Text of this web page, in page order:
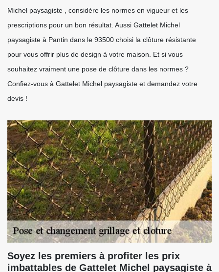
Michel paysagiste , considère les normes en vigueur et les
prescriptions pour un bon résultat. Aussi Gattelet Michel
paysagiste à Pantin dans le 93500 choisi la clôture résistante
pour vous offrir plus de design à votre maison. Et si vous
souhaitez vraiment une pose de clôture dans les normes ?
Confiez-vous à Gattelet Michel paysagiste et demandez votre
devis !
Soyez les premiers à profiter les prix
imbattables de Gattelet Michel paysagiste à